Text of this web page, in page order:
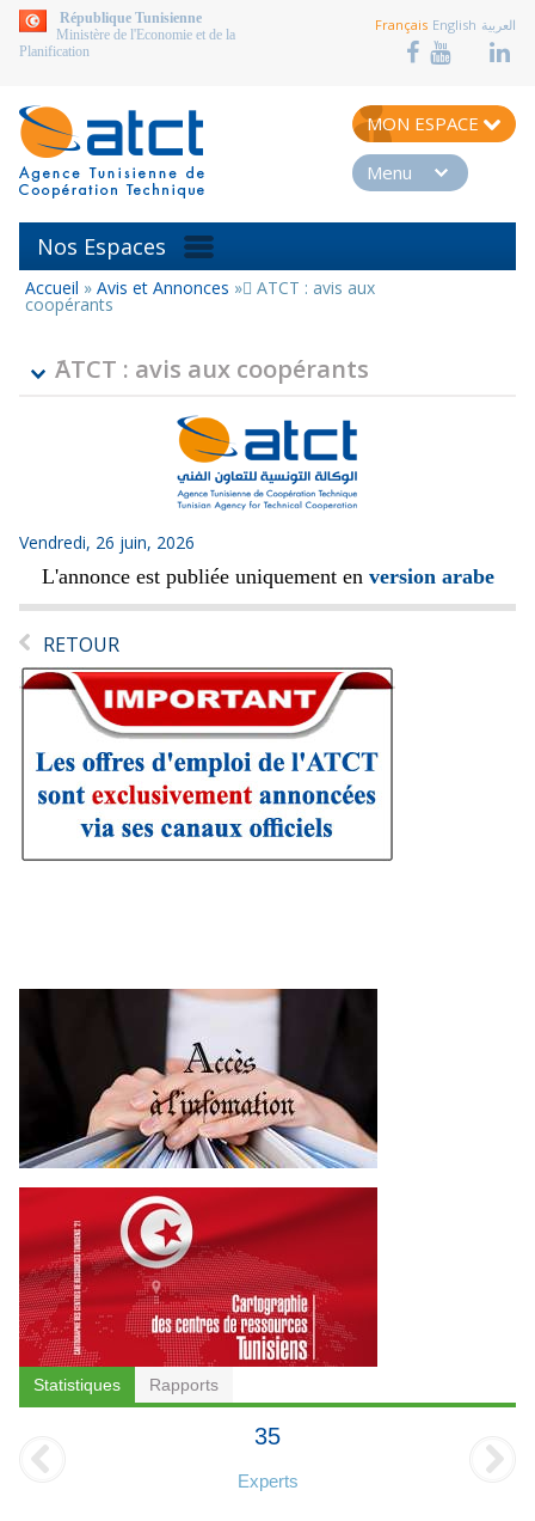
aller au contenu
République Tunisienne
Ministère de l'Economie et de la
Planification
Français English العربية
MON ESPACE
Menu
Nos Espaces
Vous
êtes
Accueil » Avis et Annonces » َATCT : avis aux
coopérants
َATCT : avis aux coopérants
Vendredi, 26 juin, 2026
L'annonce est publiée uniquement en version arabe
RETOUR
Statistiques Rapports
35
Experts